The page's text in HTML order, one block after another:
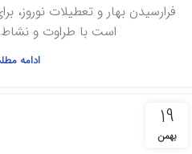
فرارسیدن بهار و تعطیلات نوروز،
است با طراوت و
ادامه
19
بهمن